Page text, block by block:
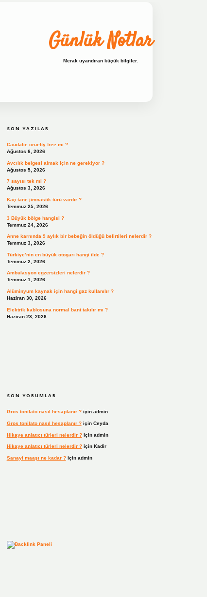
Günlük Notlar
Merak uyandıran küçük bilgiler.
SON YAZILAR
Caudalie cruelty free mi ?
Ağustos 6, 2026
Avcılık belgesi almak için ne gerekiyor ?
Ağustos 5, 2026
7 sayısı tek mi ?
Ağustos 3, 2026
Kaç tane jimnastik türü vardır ?
Temmuz 25, 2026
3 Büyük bölge hangisi ?
Temmuz 24, 2026
Anne karnında 9 aylık bir bebeğin öldüğü belirtileri nelerdir ?
Temmuz 3, 2026
Türkiye’nin en büyük otogarı hangi ilde ?
Temmuz 2, 2026
Ambulasyon egzersizleri nelerdir ?
Temmuz 1, 2026
Alüminyum kaynak için hangi gaz kullanılır ?
Haziran 30, 2026
Elektrik kablosuna normal bant takılır mı ?
Haziran 23, 2026
SON YORUMLAR
Gros tonilato nasıl hesaplanır ?için admin
Gros tonilato nasıl hesaplanır ?için Ceyda
Hikaye anlatıcı türleri nelerdir ?için admin
Hikaye anlatıcı türleri nelerdir ?için Kadir
Sanayi maaşı ne kadar ?için admin